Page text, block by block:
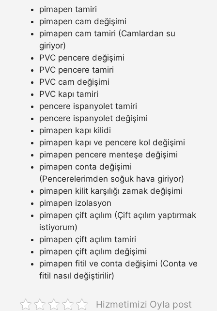
pimapen tamiri
pimapen cam değişimi
pimapen cam tamiri (Camlardan su
giriyor)
PVC pencere değişimi
PVC pencere tamiri
PVC cam değişimi
PVC kapı tamiri
pencere ispanyolet tamiri
pencere ispanyolet değişimi
pimapen kapı kilidi
pimapen kapı ve pencere kol değişimi
pimapen pencere menteşe değişimi
pimapen conta değişimi
(Pencerelerimden soğuk hava giriyor)
pimapen kilit karşılığı zamak değişimi
pimapen izolasyon
pimapen çift açılım (Çift açılım yaptırmak
istiyorum)
pimapen çift açılım tamiri
pimapen çift açılım değişimi
pimapen fitil ve conta değişimi (Conta ve
fitil nasıl değiştirilir)
Hizmetimizi Oyla post